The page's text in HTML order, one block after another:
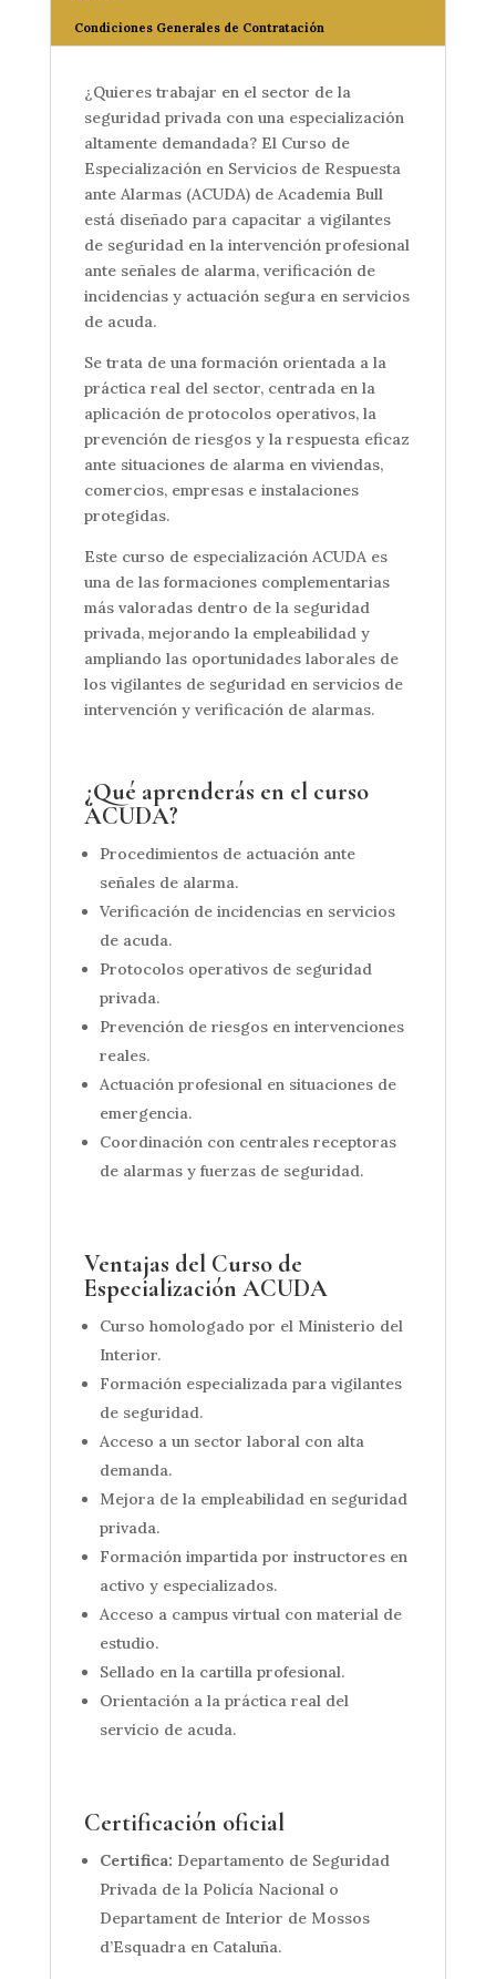
Condiciones Generales de Contratación
¿Quieres trabajar en el sector de la
seguridad privada con una especialización
altamente demandada? El Curso de
Especialización en Servicios de Respuesta
ante Alarmas (ACUDA) de Academia Bull
está diseñado para capacitar a vigilantes
de seguridad en la intervención profesional
ante señales de alarma, verificación de
incidencias y actuación segura en servicios
de acuda.
Se trata de una formación orientada a la
práctica real del sector, centrada en la
aplicación de protocolos operativos, la
prevención de riesgos y la respuesta eficaz
ante situaciones de alarma en viviendas,
comercios, empresas e instalaciones
protegidas.
Este curso de especialización ACUDA es
una de las formaciones complementarias
más valoradas dentro de la seguridad
privada, mejorando la empleabilidad y
ampliando las oportunidades laborales de
los vigilantes de seguridad en servicios de
intervención y verificación de alarmas.
¿Qué aprenderás en el curso
ACUDA?
Procedimientos de actuación ante
señales de alarma.
Verificación de incidencias en servicios
de acuda.
Protocolos operativos de seguridad
privada.
Prevención de riesgos en intervenciones
reales.
Actuación profesional en situaciones de
emergencia.
Coordinación con centrales receptoras
de alarmas y fuerzas de seguridad.
Ventajas del Curso de
Especialización ACUDA
Curso homologado por el Ministerio del
Interior.
Formación especializada para vigilantes
de seguridad.
Acceso a un sector laboral con alta
demanda.
Mejora de la empleabilidad en seguridad
privada.
Formación impartida por instructores en
activo y especializados.
Acceso a campus virtual con material de
estudio.
Sellado en la cartilla profesional.
Orientación a la práctica real del
servicio de acuda.
Certificación oficial
Certifica: Departamento de Seguridad
Privada de la Policía Nacional o
Departament de Interior de Mossos
d’Esquadra en Cataluña.